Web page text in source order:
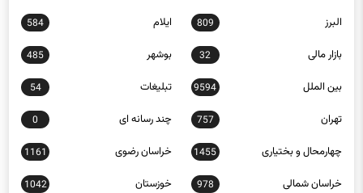
البرز 809 ایلام 584
بازار مالی 32 بوشهر 485
بین الملل 9594 تبلیغات 54
تهران 757 چند رسانه ای 0
چهارمحال و بختیاری 1455 خراسان رضوی 1161
خراسان شمالی 978 خوزستان 1042